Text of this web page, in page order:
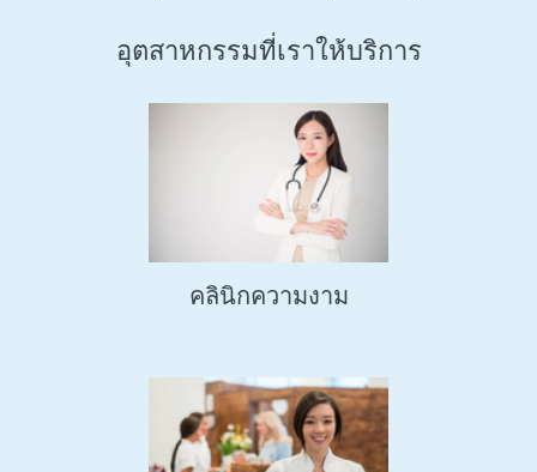
อุตสาหกรรมที่เราให้บริการ
คลินิกความงาม